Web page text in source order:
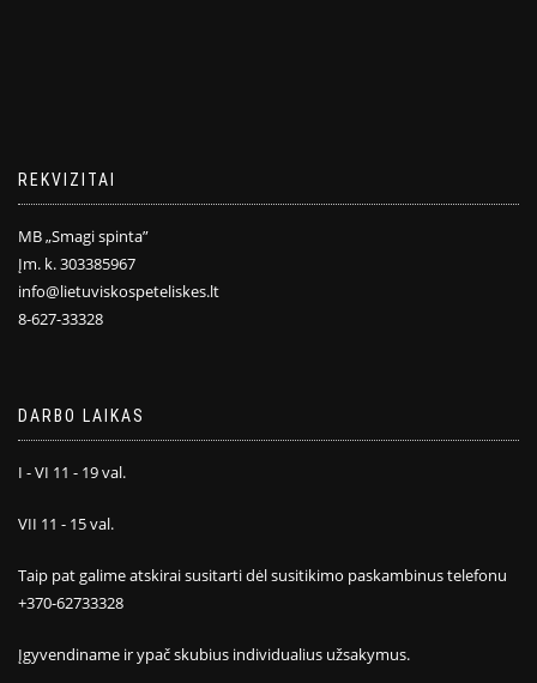
REKVIZITAI
MB „Smagi spinta”
Įm. k. 303385967
info@lietuviskospeteliskes.lt
8-627-33328
DARBO LAIKAS
I - VI 11 - 19 val.
VII 11 - 15 val.
Taip pat galime atskirai susitarti dėl susitikimo paskambinus telefonu
+370-62733328
Įgyvendiname ir ypač skubius individualius užsakymus.